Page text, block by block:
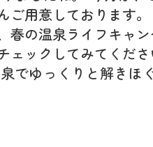
用意しております。
春の温泉ライフキャ
ックしてみてくださ
でゆっくりと解きほ